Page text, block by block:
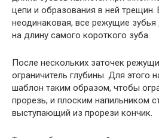
цепи и образования в ней трещин.
неодинаковая, все режущие
на длину самого короткого зуба.
После нескольких заточек
ограничитель глубины. Для этого
шаблон таким образом, чтобы
прорезь, и плоским напильником
выступающий из прорези кончик.